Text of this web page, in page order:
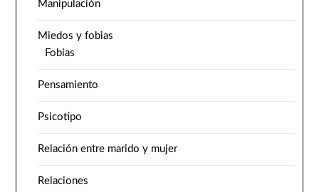
Manipulación
Miedos y fobias
Fobias
Pensamiento
Psicotipo
Relación entre marido y mujer
Relaciones